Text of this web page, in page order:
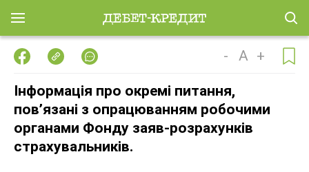
- A +
Інформація про окремі питання,
пов’язані з опрацюванням робочими
органами Фонду заяв-розрахунків
страхувальників.